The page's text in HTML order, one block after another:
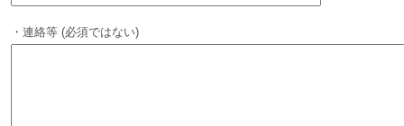
・連絡等 (必須ではない)